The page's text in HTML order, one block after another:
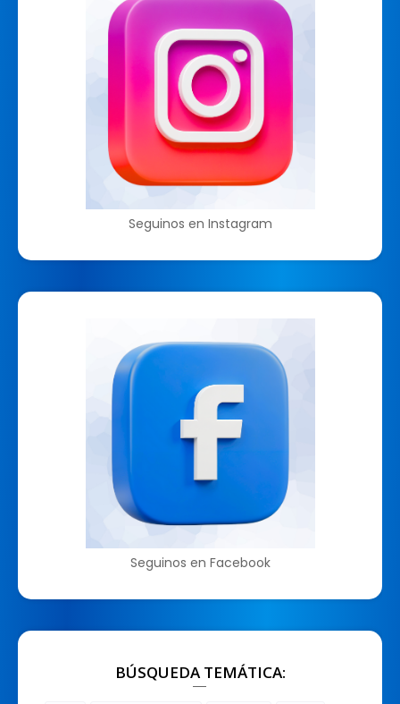
Seguinos en Instagram
Seguinos en Facebook
BÚSQUEDA TEMÁTICA: